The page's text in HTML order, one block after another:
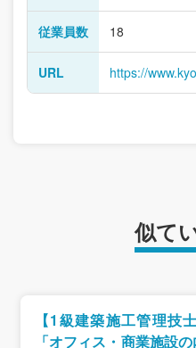
従業員数 18
URL https://
似て
【1級建築施工管理技
「オフィス・商業施設